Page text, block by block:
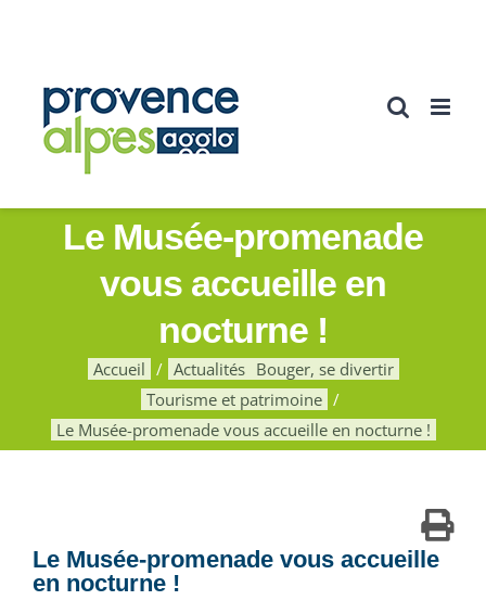
Le Musée-promenade
vous accueille en
nocturne !
Accueil Actualités Bouger, se divertir
Tourisme et patrimoine
Le Musée-promenade vous accueille en nocturne !
Le Musée-promenade vous accueille
en nocturne !